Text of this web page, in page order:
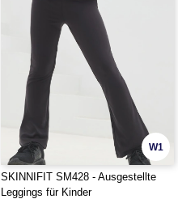
W1
SKINNIFIT SM428 - Ausgestellte
Leggings für Kinder